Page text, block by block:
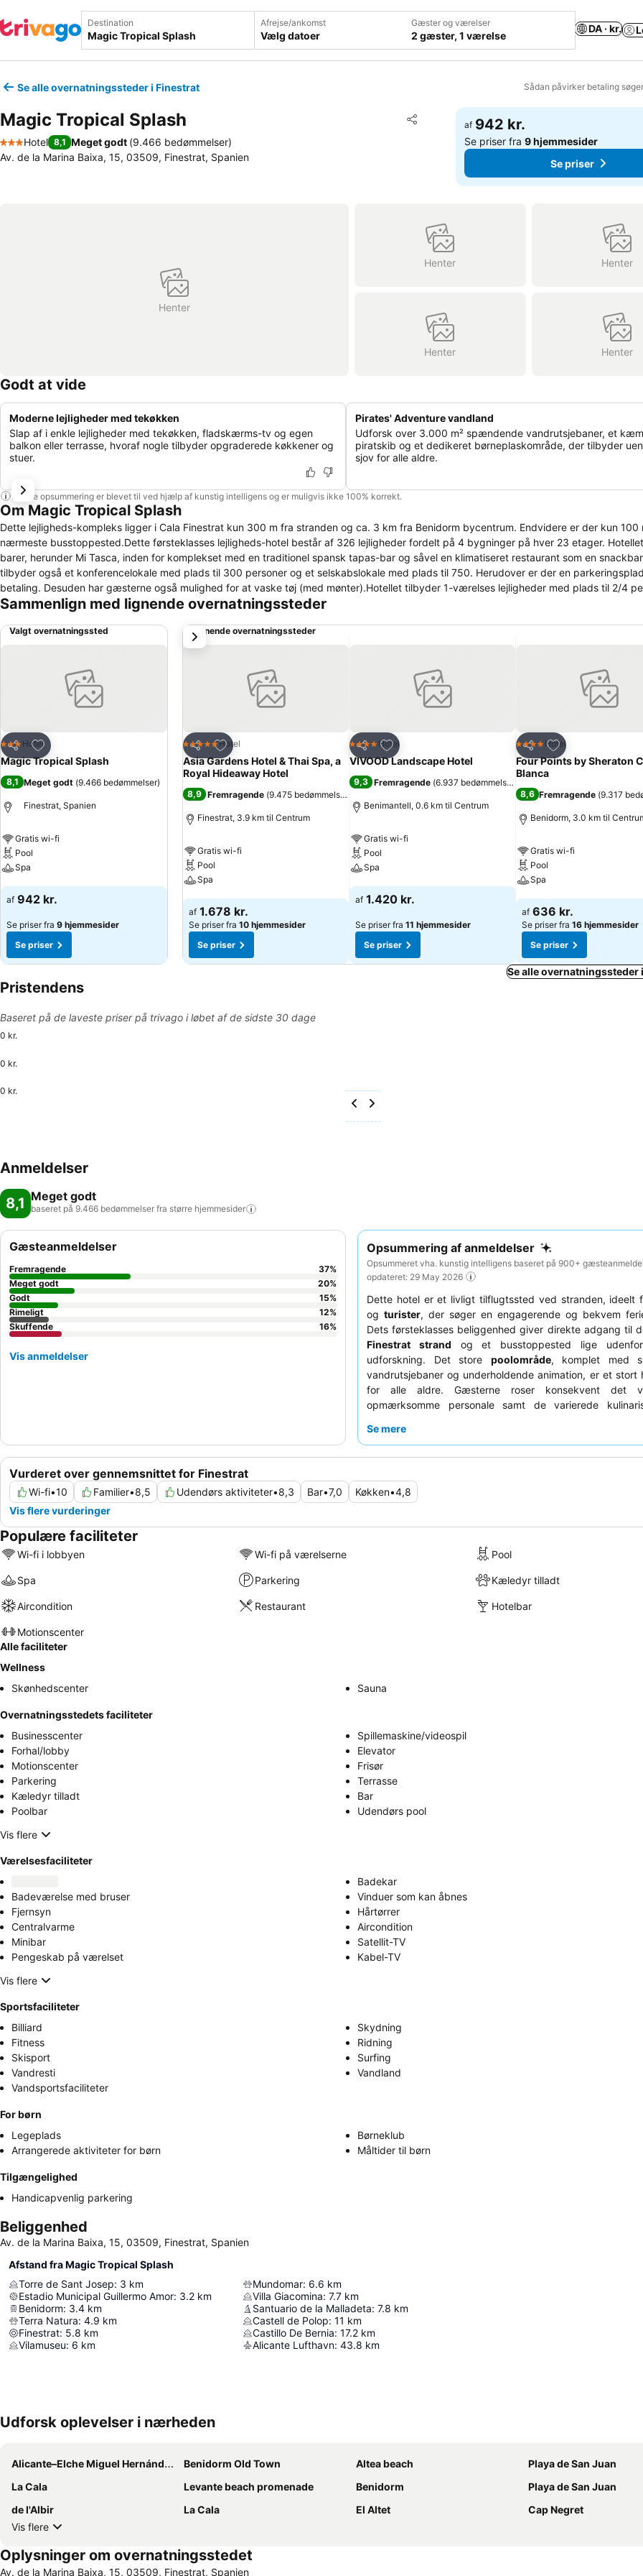
Destination Afrejse/ankomst
Vælg datoer
Gæster og værelser
2 gæster, 1 værelse
DA · kr.
Se alle overnatningssteder i Finestrat Sådan påvirker betaling
Magic Tropical Splash Del
Føj til favoritter
3 Stjerner
Hotel 8,1 Meget godt (9.466 bedømmelser)
Av. de la Marina Baixa, 15, 03509, Finestrat, Spanien
af 942 kr.
Se priser fra9 hjemmesider
Se priser
Henter
Henter Henter
Henter Henter
Godt at vide
Moderne lejligheder med tekøkken
Slap af i enkle lejligheder med tekøkken, fladskærms-tv og egen
balkon eller terrasse, hvoraf nogle tilbyder opgraderede køkkener og
stuer.
Pirates' Adventure vandland
Udforsk over 3.000 m² spændende vandrutsjebaner, et
piratskib og et dedikeret børneplaskområde, der tilbyder
sjov for alle aldre.
Denne opsummering er blevet til ved hjælp af kunstig intelligens og er muligvis ikke 100% korrekt.
Om Magic Tropical Splash
Dette lejligheds-kompleks ligger i Cala Finestrat kun 300 m fra stranden og ca. 3 km fra Benidorm bycentrum. Endvidere er der kun 100
nærmeste busstoppested.Dette førsteklasses lejligheds-hotel består af 326 lejligheder fordelt på 4 bygninger på hver 23 etager.
barer, herunder Mi Tasca, inden for komplekset med en traditionel spansk tapas-bar og såvel en klimatiseret restaurant som en
tilbyder også et konferencelokale med plads til 300 personer og et selskabslokale med plads til 750. Herudover er der en
betaling. Desuden har gæsterne også mulighed for at vaske tøj (med mønter).Hotellet tilbyder 1-værelses lejligheder med plads til 2/4
et stort værelse og en stue med en sovesofa til 2 personer. De 2-værelses lejligheder kan rumme 3/5 personer og tilbyder 2 værelser
hvoraf det ene har en dobbeltseng og det andet 2 enkeltsenge. Alle lejligheder er udstyret med et køkken, badeværelse, altan, satellit-
(fra juni til september), radiator og en safeboks (mod betaling).Hotellet tilbyder en stor laguneagtig swimmingpool med øer, en bar man
også tilbydes squash, videospil, bordfodbold og billard. Herudover tilbydes gæsterne et varieret underholdningsprogram for børn og
dag.Har man reserveret ophold med fuldpension/halvpension, tilbyder restauranten måltider i buffetstil. Ydermere tilbydes slankekost og
vegetarretter på hotellet ved forudbestilling 24 timer i forvejen.
Sammenlign med lignende overnatningssteder
Valgt overnatningssted
Del
Føj til favoritter
3 Stjerner
Hotel
Magic Tropical Splash
8,1 Meget godt (9.466 bedømmelser)
Finestrat, Spanien
Gratis wi-fi
Pool
Spa
Se priser
af 942 kr.
Se priser fra 9 hjemmesider
Se priser
Lignende overnatningssteder
Del
Føj til favoritter
5 StjernerHotel
Asia Gardens Hotel & Thai Spa, a
Royal Hideaway Hotel
8,9 Fremragende (9.475 bedømmelser
Finestrat, 3.9 km til Centrum
Gratis wi-fi
Pool
Spa
Se priser
af 1.678 kr.
Se priser fra 10 hjemmesider
Se priser
Del
Føj til favoritter
4 StjernerHotel
VIVOOD Landscape Hotel
9,3 Fremragende (6.937 bedømmelser
Benimantell, 0.6 km til Centrum
Gratis wi-fi
Pool
Spa
Se priser
af 1.420 kr.
Se priser fra 11 hjemmesider
Se priser
Del
Føj til favoritter
4 StjernerHotel
Four Points by Sheraton
Blanca
8,6 Fremragende (9.317
Benidorm, 3.0 km til
Gratis wi-fi
Pool
Spa
Se priser
af 636 kr.
Se priser fra 16 hjemmesider
Se priser
næste
Se alle overnatningssteder
Pristendens
Baseret på de laveste priser på trivago i løbet af de sidste 30 dage
0 kr.
0 kr.
0 kr.
Anmeldelser
8,1 Meget godt
baseret på 9.466 bedømmelser fra større hjemmesider
Opsummering af anmeldelser
Opsummeret vha. kunstig intelligens baseret på 900+
opdateret: 29 May 2026
Dette hotel er et livligt tilflugtssted ved stranden, ideelt
og turister, der søger en engagerende og bekvem
Dets førsteklasses beliggenhed giver direkte adgang til
Finestrat strand og et busstoppested lige
udforskning. Det store poolområde, komplet med
vandrutsjebaner og underholdende animation, er et stort
for alle aldre. Gæsterne roser konsekvent det
opmærksomme personale samt de varierede
isbilen . For en mere rolig oplevelse kan du overveje
Se mere
Vurderet over gennemsnittet for Finestrat
Wi-fi•10 Familier•8,5 Udendørs aktiviteter•8,3 Bar•7,0 Køkken•4,8
Vis flere vurderinger
Gæsteanmeldelser
Fremragende 37%
Meget godt
20%
Godt
15%
Rimeligt
12%
Skuffende
16%
Vis anmeldelser
Populære faciliteter
Wi-fi i lobbyen Wi-fi på værelserne Pool
Spa Parkering Kæledyr tilladt
Aircondition Restaurant Hotelbar
Motionscenter
Alle faciliteter
Wellness
Skønhedscenter
Sauna
Overnatningsstedets faciliteter
Businesscenter
Spillemaskine/videospil
Forhal/lobby
Elevator
Motionscenter
Frisør
Parkering
Terrasse
Kæledyr tilladt
Bar
Poolbar
Udendørs pool
Vis flere
Værelsesfaciliteter
Badekar
Badeværelse med bruser
Vinduer som kan åbnes
Fjernsyn
Hårtørrer
Centralvarme
Aircondition
Minibar
Satellit-TV
Pengeskab på værelset
Kabel-TV
Vis flere
Sportsfaciliteter
Billiard
Skydning
Fitness
Ridning
Skisport
Surfing
Vandresti
Vandland
Vandsportsfaciliteter
For børn
Legeplads
Børneklub
Arrangerede aktiviteter for børn
Måltider til børn
Tilgængelighed
Handicapvenlig parkering
Beliggenhed
Av. de la Marina Baixa, 15, 03509, Finestrat, Spanien
Afstand fra Magic Tropical Splash
Torre de Sant Josep: 3 km
Estadio Municipal Guillermo Amor: 3.2 km
Benidorm: 3.4 km
Terra Natura: 4.9 km
Finestrat: 5.8 km
Vilamuseu: 6 km
Mundomar: 6.6 km
Villa Giacomina: 7.7 km
Santuario de la Malladeta: 7.8 km
Castell de Polop: 11 km
Castillo De Bernia: 17.2 km
Alicante Lufthavn: 43.8 km
Udforsk oplevelser i nærheden
Alicante–Elche Miguel Hernández Airport Benidorm Old Town Altea beach
Playa de San Juan
La Cala
Levante beach promenade Benidorm
Playa de San Juan
de l'Albir
La Cala El Altet
Cap Negret
Vis flere
Oplysninger om overnatningsstedet
Av. de la Marina Baixa, 15, 03509, Finestrat, Spanien